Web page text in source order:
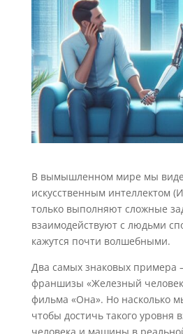
В вымышленном мире мы
искусственным интеллектом
только выполняют сложные
взаимодействуют с людьми
кажутся почти волшебными.
Два самых знаковых примера
франшизы «Железный
фильма «Она». Но насколько
чтобы достичь такого уровня